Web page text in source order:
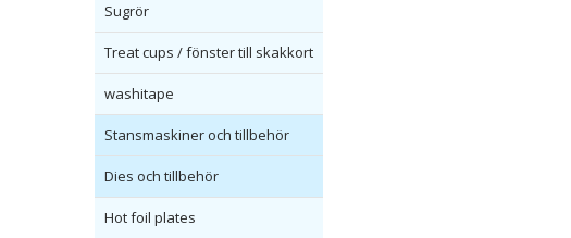
Sugrör
Treat cups / fönster till skakkort
washitape
Stansmaskiner och tillbehör
Dies och tillbehör
Hot foil plates